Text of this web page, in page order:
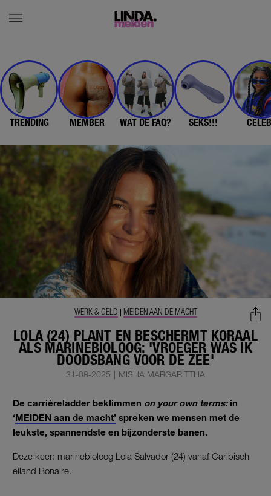
TRENDING MEMBER WAT DE FAQ? SEKS!!!
LOLA (24) PLANT EN BESCHERMT KORAAL
ALS MARINEBIOLOOG: 'VROEGER WAS IK
DOODSBANG VOOR DE ZEE'
WERK & GELD | MEIDEN AAN DE MACHT
31-08-2025 | MISHA MARGARITTHA
De carrièreladder beklimmen on your own terms: in
‘MEIDEN aan de macht’ spreken we mensen met de
leukste, spannendste en bijzonderste banen.
Deze keer: marinebioloog Lola Salvador (24) vanaf Caribisch
eiland Bonaire.